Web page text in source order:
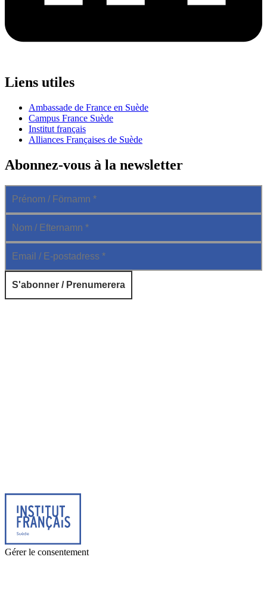
Liens utiles
Ambassade de France en Suède
Campus France Suède
Institut français
Alliances Françaises de Suède
Abonnez-vous à la newsletter
Gérer le consentement